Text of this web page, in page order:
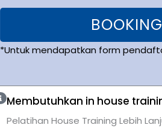
BOOKING
*Untuk mendapatkan form
Membutuhkan in house
Pelatihan House Training Lebih